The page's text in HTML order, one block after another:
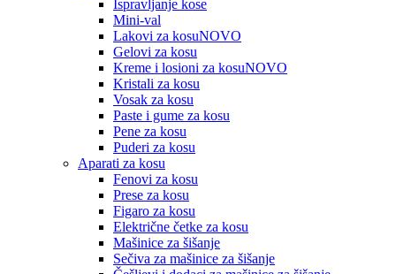
Ispravljanje kose
Mini-val
Lakovi za kosuNOVO
Gelovi za kosu
Kreme i losioni za kosuNOVO
Kristali za kosu
Vosak za kosu
Paste i gume za kosu
Pene za kosu
Puderi za kosu
Aparati za kosu
Fenovi za kosu
Prese za kosu
Figaro za kosu
Električne četke za kosu
Mašinice za šišanje
Sečiva za mašinice za šišanje